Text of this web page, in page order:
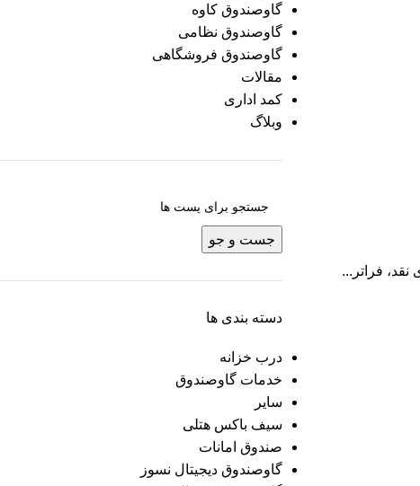
گاوصندوق کاوه
گاوصندوق نظامی
گاوصندوق فروشگاهی
مقالات
کمد اداری
وبلاگ
جست و جو
دسته بندی ها
درب خزانه
خدمات گاوصندوق
سایر
سیف باکس هتلی
صندوق امانات
گاوصندوق دیجیتال نسوز